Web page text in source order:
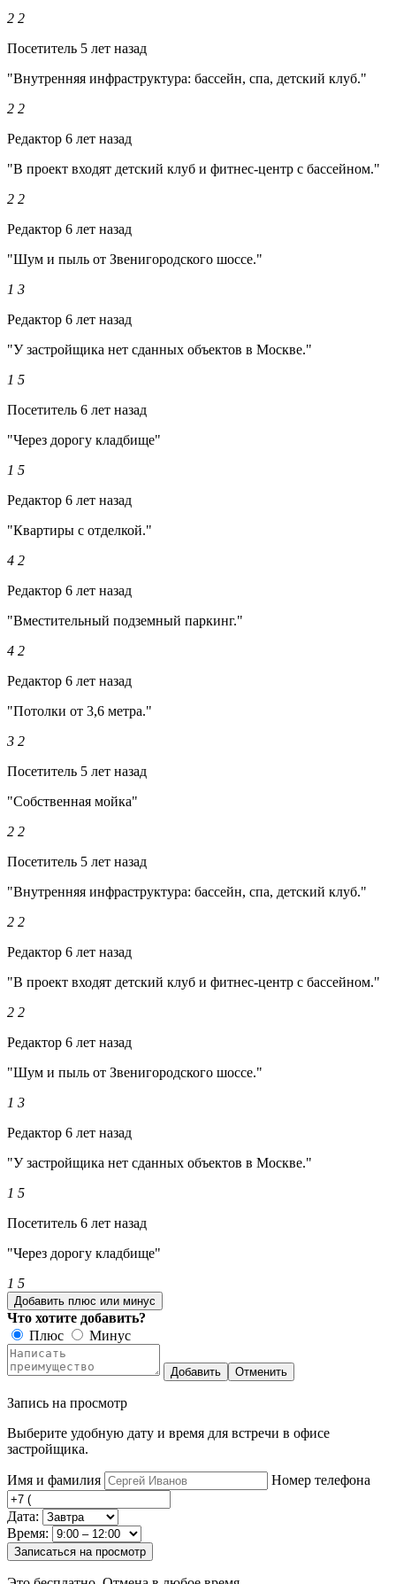
2 2
Посетитель 5 лет назад
"Внутренняя инфраструктура: бассейн, спа, детский клуб."
2 2
Редактор 6 лет назад
"В проект входят детский клуб и фитнес-центр с бассейном."
2 2
Редактор 6 лет назад
"Шум и пыль от Звенигородского шоссе."
1 3
Редактор 6 лет назад
"У застройщика нет сданных объектов в Москве."
1 5
Посетитель 6 лет назад
"Через дорогу кладбище"
1 5
Редактор 6 лет назад
"Квартиры с отделкой."
4 2
Редактор 6 лет назад
"Вместительный подземный паркинг."
4 2
Редактор 6 лет назад
"Потолки от 3,6 метра."
3 2
Посетитель 5 лет назад
"Собственная мойка"
2 2
Посетитель 5 лет назад
"Внутренняя инфраструктура: бассейн, спа, детский клуб."
2 2
Редактор 6 лет назад
"В проект входят детский клуб и фитнес-центр с бассейном."
2 2
Редактор 6 лет назад
"Шум и пыль от Звенигородского шоссе."
1 3
Редактор 6 лет назад
"У застройщика нет сданных объектов в Москве."
1 5
Посетитель 6 лет назад
"Через дорогу кладбище"
1 5
Добавить плюс или минус
Что хотите добавить?
Плюс
Минус
Добавить Отменить
Запись на просмотр
Выберите удобную дату и время для встречи в офисе
застройщика.
Имя и фамилия Номер телефона
Дата:
Время:
Записаться на просмотр